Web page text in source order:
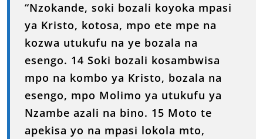
“Nzokande, soki bozali koyoka mpasi
ya Kristo, kotosa, mpo ete mpe na
kozwa utukufu na ye bozala na
esengo. 14 Soki bozali kosambwisa
mpo na kombo ya Kristo, bozala na
esengo, mpo Molimo ya utukufu ya
Nzambe azali na bino. 15 Moto te
apekisa yo na mpasi lokola mto,